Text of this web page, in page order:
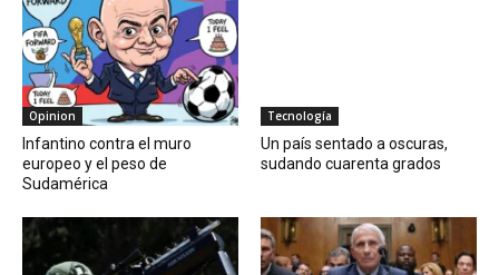
Opinion
Infantino contra el muro
europeo y el peso de
Sudamérica
Tecnología
Un país sentado a oscuras,
sudando cuarenta grados